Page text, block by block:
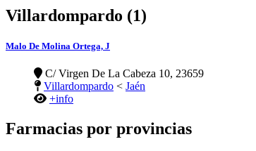
Villardompardo (1)
Malo De Molina Ortega, J
C/ Virgen De La Cabeza 10, 23659
Villardompardo < Jaén
+info
Farmacias por provincias